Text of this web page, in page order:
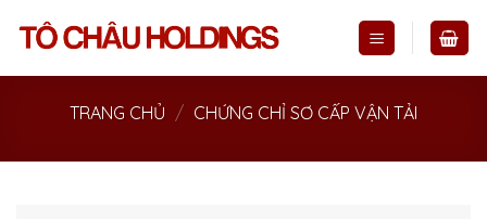
TRANG CHỦ / CHỨNG CHỈ SƠ CẤP VẬN TẢI